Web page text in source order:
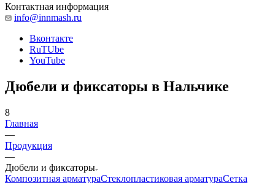
Контактная информация
info@innmash.ru
Вконтакте
RuTUbe
YouTube
Дюбели и фиксаторы в Нальчике
8
Главная
—
Продукция
—
Дюбели и фиксаторы
Композитная арматураCтеклопластиковая арматураСетка